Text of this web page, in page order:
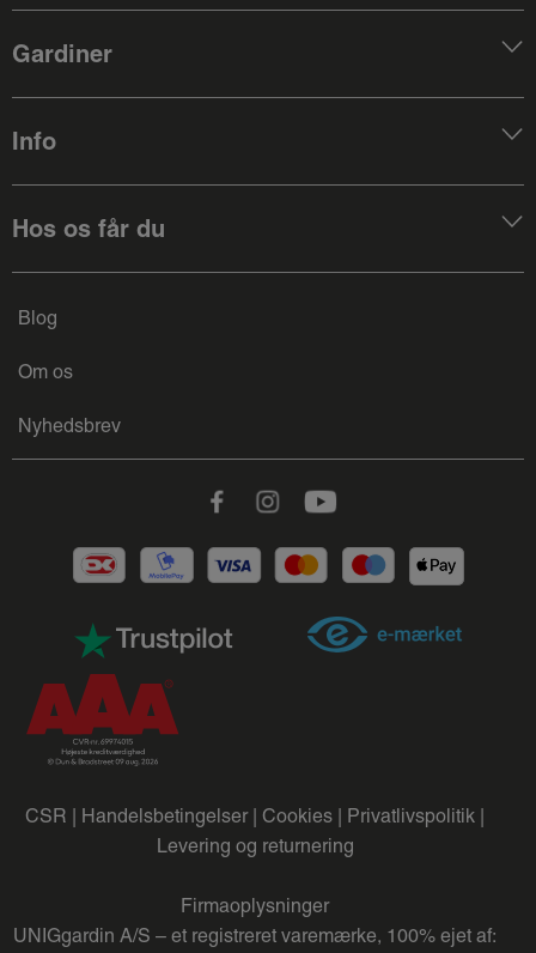
Gardiner
Info
Hos os får du
Blog
Om os
Nyhedsbrev
FacebookInstagramYoutube
CSR | Handelsbetingelser | Cookies | Privatlivspolitik |
Levering og returnering
Firmaoplysninger
UNIGgardin A/S – et registreret varemærke, 100% ejet af: